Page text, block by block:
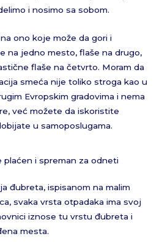
i nosimo sa sobom.
ono koje može da gori i
na jedno mesto, flaše na drugo,
flaše na četvrto. Moram da
smeća nije toliko stroga kao u
Evropskim gradovima i nema
već možete da iskoristite
u samoposlugama.
plaćen i spreman za odneti
đubreta, ispisanom na malim
svaka vrsta otpadaka ima svoj
iznose tu vrstu đubreta i
mesta.